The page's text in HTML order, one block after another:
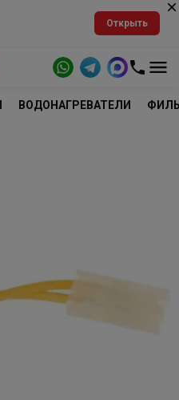
Открыть
ВОДОНАГРЕВАТЕЛИ